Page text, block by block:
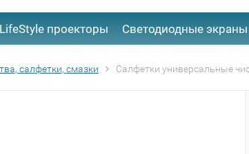
LifeStyle проекторы Светодиодные экраны
салфетки, смазки Салфетки универсальные